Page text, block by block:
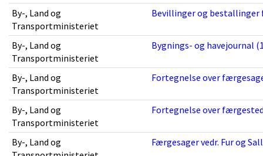
By-, Land og
Transportministeriet
Bevillinger og
By-, Land og
Transportministeriet
Bygnings- og havejournal
By-, Land og
Transportministeriet
Fortegnelse over
By-, Land og
Transportministeriet
Fortegnelse over
By-, Land og
Færgesager vedr. Fur og